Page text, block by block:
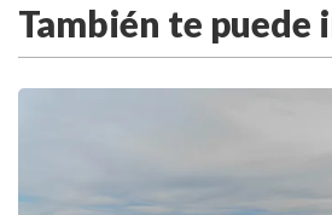
También te puede